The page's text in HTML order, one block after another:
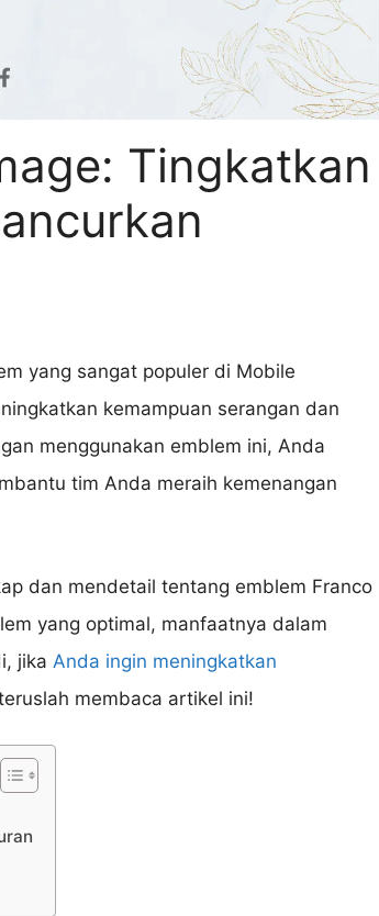
Tingkatkan
yang sangat populer di Mobile
kemampuan serangan dan
menggunakan emblem ini, Anda
tim Anda meraih kemenangan
dan mendetail tentang emblem Franco
yang optimal, manfaatnya dalam
jika Anda ingin meningkatkan
membaca artikel ini!